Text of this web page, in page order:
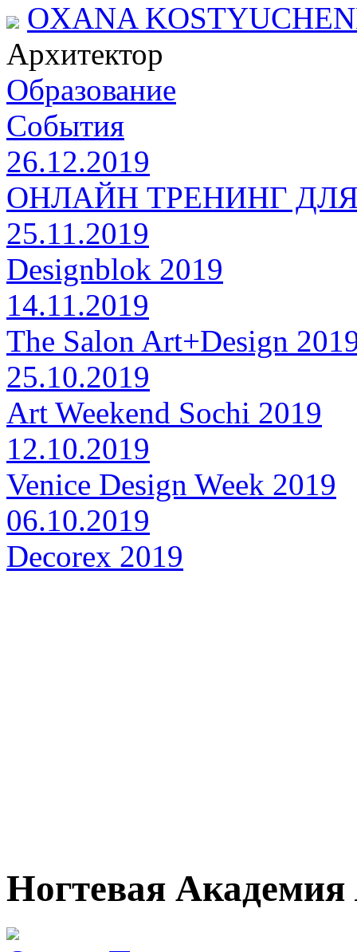
OXANA
Архитектор
Образование
События
26.12.2019
ОНЛАЙН ТРЕНИНГ
25.11.2019
Designblok 2019
14.11.2019
The Salon Art+Design
25.10.2019
Art Weekend Sochi 2019
12.10.2019
Venice Design Week 2019
06.10.2019
Decorex 2019
Ногтевая